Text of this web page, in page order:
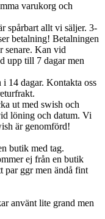
varukorg och
spårbart allt vi säljer. 3-
betalning! Betalningen
senare. Kan vid
upp till 7 dagar men
14 dagar. Kontakta oss
ut med swish och
löning och datum. Vi
är genomförd!
butik med tag.
ej från en butik
par ggr men ändå fint
använt lite grand men